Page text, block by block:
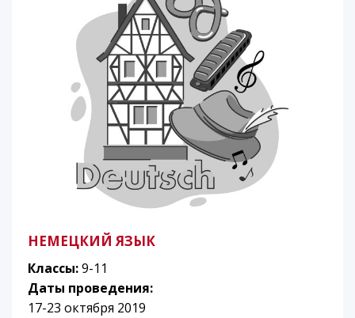
НЕМЕЦКИЙ ЯЗЫК
Классы:9-11
Даты проведения:
17-23 октября 2019